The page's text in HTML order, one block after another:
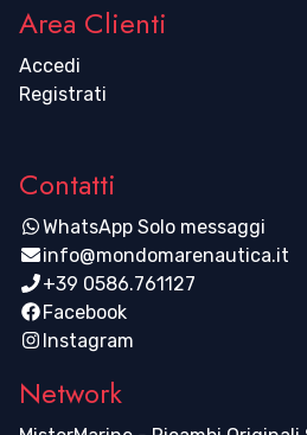
Area Clienti
Accedi
Registrati
Contatti
WhatsApp Solo messaggi
info@mondomarenautica.it
+39 0586.761127
Facebook
Instagram
Network